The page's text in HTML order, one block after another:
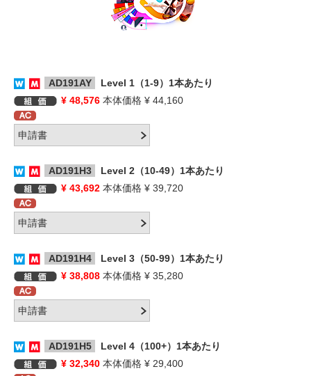
AD191AY
Level 1（1-9）1本あたり
¥ 48,576 本体価格 ¥ 44,160
AD191H3
Level 2（10-49）1本あたり
¥ 43,692 本体価格 ¥ 39,720
AD191H4
Level 3（50-99）1本あたり
¥ 38,808 本体価格 ¥ 35,280
AD191H5
Level 4（100+）1本あたり
¥ 32,340 本体価格 ¥ 29,400